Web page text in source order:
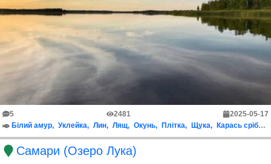
5 2481
2025-05-17
Білий амур
Уклейка Лин Лящ Окунь Плітка Щука Карась срібний
Самари (Озеро Лука)